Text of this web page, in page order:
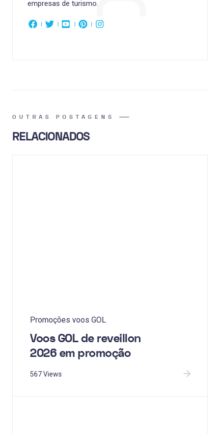
empresas de turismo.
OUTRAS POSTAGENS
RELACIONADOS
Promoções voos GOL
Voos GOL de reveillon
2026 em promoção
567 Views